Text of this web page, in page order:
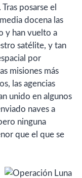
posarse el
docena las
y han vuelto a
satélite, y tan
por
misiones más
las agencias
unido en algunos
naves a
ninguna
que el que se